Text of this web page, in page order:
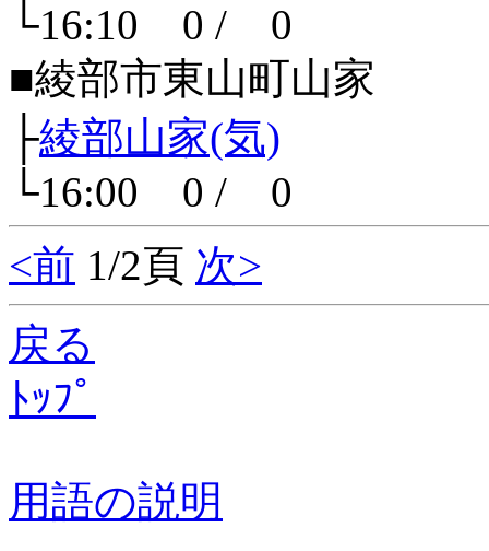
└16:10 0 / 0
■綾部市東山町山家
├綾部山家(気)
└16:00 0 / 0
<前 1/2頁 次>
戻る
ﾄｯﾌﾟ
用語の説明